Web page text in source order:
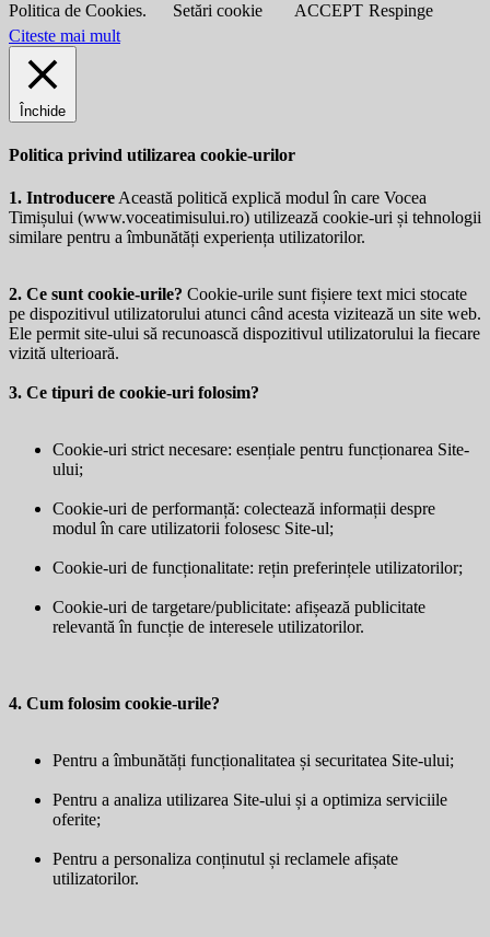
Politica de Cookies.
Setări cookie ACCEPT Respinge
Citeste mai mult
Închide
Politica privind utilizarea cookie-urilor
1. Introducere Această politică explică modul în care Vocea
Timișului (www.voceatimisului.ro) utilizează cookie-uri și tehnologii
similare pentru a îmbunătăți experiența utilizatorilor.
2. Ce sunt cookie-urile? Cookie-urile sunt fișiere text mici stocate
pe dispozitivul utilizatorului atunci când acesta vizitează un site web.
Ele permit site-ului să recunoască dispozitivul utilizatorului la fiecare
vizită ulterioară.
3. Ce tipuri de cookie-uri folosim?
Cookie-uri strict necesare: esențiale pentru funcționarea Site-
ului;
Cookie-uri de performanță: colectează informații despre
modul în care utilizatorii folosesc Site-ul;
Cookie-uri de funcționalitate: rețin preferințele utilizatorilor;
Cookie-uri de targetare/publicitate: afișează publicitate
relevantă în funcție de interesele utilizatorilor.
4. Cum folosim cookie-urile?
Pentru a îmbunătăți funcționalitatea și securitatea Site-ului;
Pentru a analiza utilizarea Site-ului și a optimiza serviciile
oferite;
Pentru a personaliza conținutul și reclamele afișate
utilizatorilor.